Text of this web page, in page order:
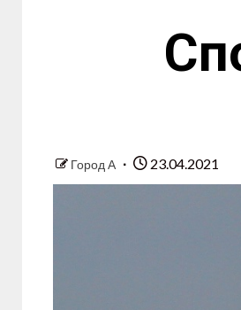
Город А 23.04.2021